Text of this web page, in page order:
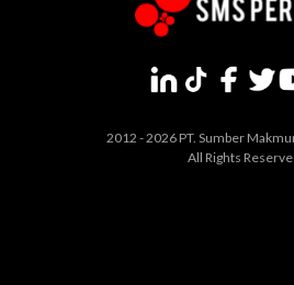
2012 - 2026 PT. Sumber
All Rights